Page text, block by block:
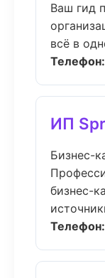
Ваш гид
всё в
Телефон:
ИП
Бизнес-
бизнес-
Телефон: